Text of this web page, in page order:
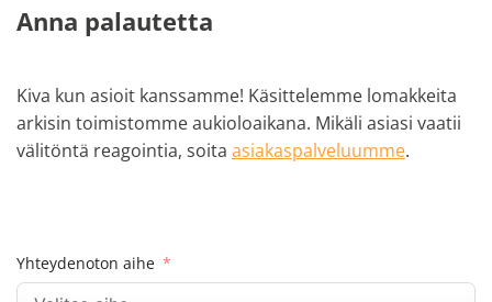
Anna palautetta
Kiva kun asioit kanssamme! Käsittelemme lomakkeita
arkisin toimistomme aukioloaikana. Mikäli asiasi vaatii
välitöntä reagointia, soita asiakaspalveluumme.
Yhteydenoton aihe